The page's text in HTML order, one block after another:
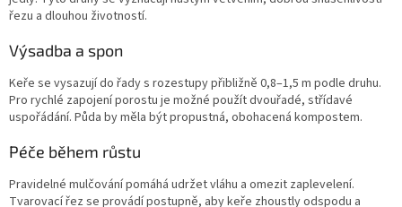
řezu a dlouhou životností.
Výsadba a spon
Keře se vysazují do řady s rozestupy přibližně 0,8–1,5 m podle druhu.
Pro rychlé zapojení porostu je možné použít dvouřadé, střídavé
uspořádání. Půda by měla být propustná, obohacená kompostem.
Péče během růstu
Pravidelné mulčování pomáhá udržet vláhu a omezit zaplevelení.
Tvarovací řez se provádí postupně, aby keře zhoustly odspodu a